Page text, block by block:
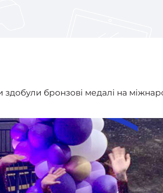
бронзові медалі на